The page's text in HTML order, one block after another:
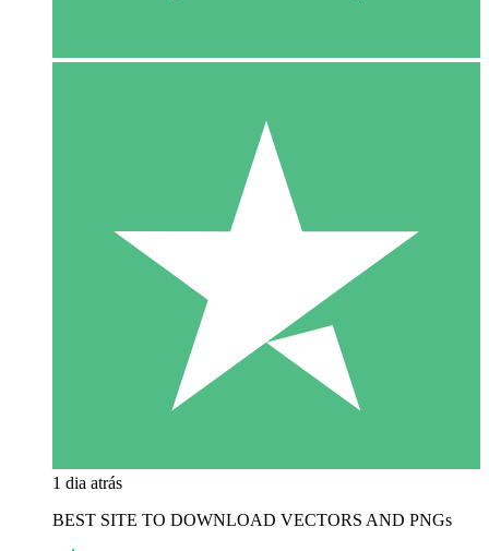
1 dia atrás
BEST SITE TO DOWNLOAD VECTORS AND PNGs